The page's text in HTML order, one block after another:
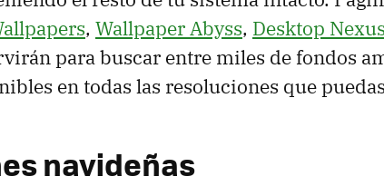
, Wallpaper Abyss, Desktop
para buscar entre miles de fondos
en todas las resoluciones que
navideñas